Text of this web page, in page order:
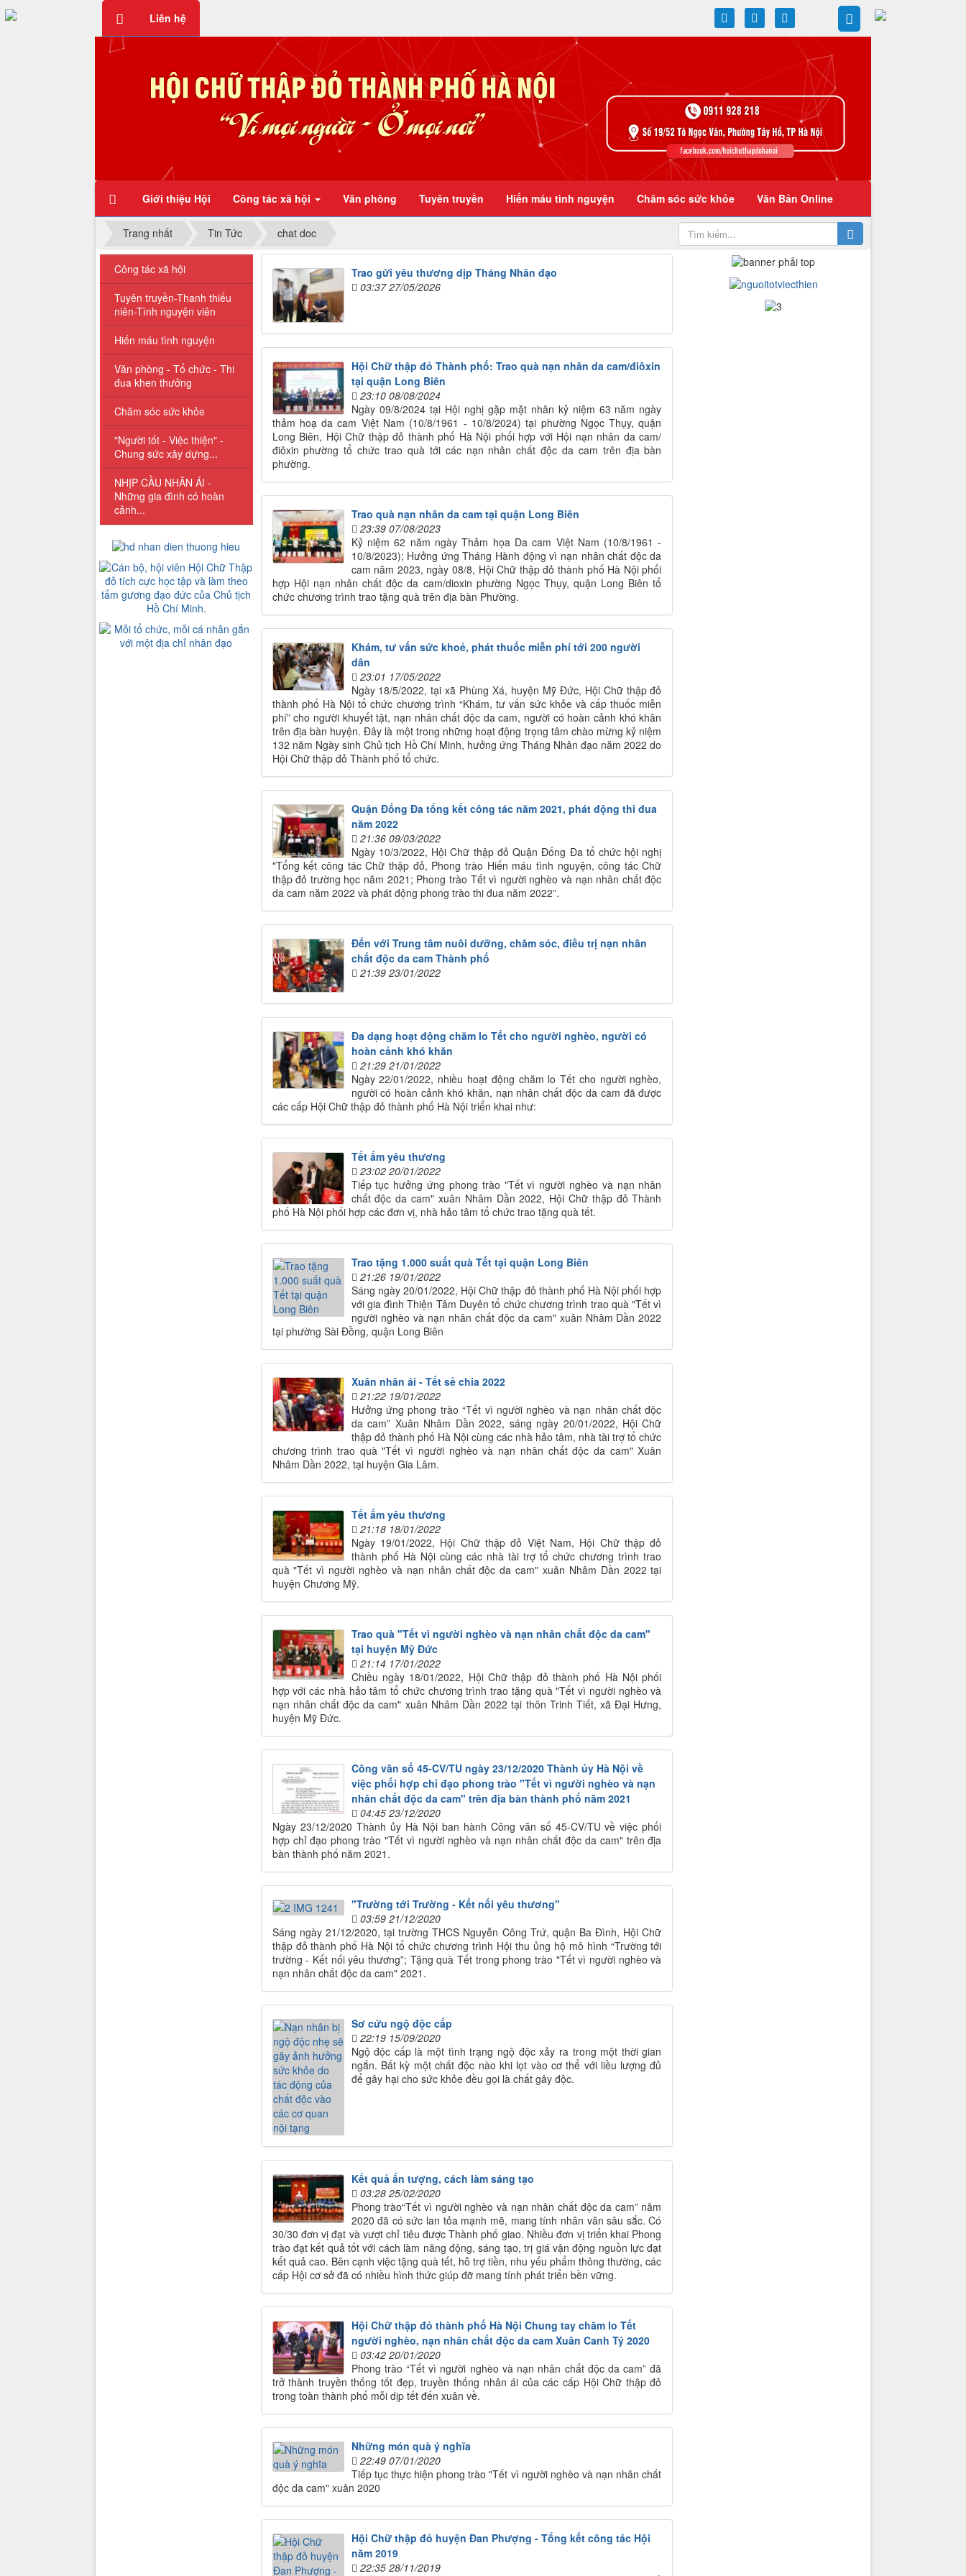
Chữ thập đỏ - Vì mọi người, Ở mọi nơi
Giới thiệu Hội Công tác xã hội Văn phòng Tuyên truyền Hiến máu tình nguyện Chăm sóc sức khỏe Văn Bản Online
Liên hệ
Trang nhất Tin Tức chat doc
Trao gửi yêu thương dịp Tháng Nhân đạo
03:37 27/05/2026
Hội Chữ thập đỏ Thành phố: Trao quà nạn nhân da cam/điôxin
tại quận Long Biên
23:10 08/08/2024
Ngày 09/8/2024 tại Hội nghị gặp mặt nhân kỷ niệm 63 năm ngày
thảm hoạ da cam Việt Nam (10/8/1961 - 10/8/2024) tại phường Ngọc Thụy, quận
Long Biên, Hội Chữ thập đỏ thành phố Hà Nội phối hợp với Hội nạn nhân da cam/
điôxin phường tổ chức trao quà tới các nạn nhân chất độc da cam trên địa bàn
phường.
Trao quà nạn nhân da cam tại quận Long Biên
23:39 07/08/2023
Kỷ niệm 62 năm ngày Thảm họa Da cam Việt Nam (10/8/1961 -
10/8/2023); Hưởng ứng Tháng Hành động vì nạn nhân chất độc da
cam năm 2023, ngày 08/8, Hội Chữ thập đỏ thành phố Hà Nội phối
hợp Hội nạn nhân chất độc da cam/dioxin phường Ngọc Thụy, quận Long Biên tổ
chức chương trình trao tặng quà trên địa bàn Phường.
Khám, tư vấn sức khoẻ, phát thuốc miễn phí tới 200 người
dân
23:01 17/05/2022
Ngày 18/5/2022, tại xã Phùng Xá, huyện Mỹ Đức, Hội Chữ thập đỏ
thành phố Hà Nội tổ chức chương trình “Khám, tư vấn sức khỏe và cấp thuốc miễn
phí” cho người khuyết tật, nạn nhân chất độc da cam, người có hoàn cảnh khó khăn
trên địa bàn huyện. Đây là một trong những hoạt động trọng tâm chào mừng kỷ niệm
132 năm Ngày sinh Chủ tịch Hồ Chí Minh, hưởng ứng Tháng Nhân đạo năm 2022 do
Hội Chữ thập đỏ Thành phố tổ chức.
Quận Đống Đa tổng kết công tác năm 2021, phát động thi đua
năm 2022
21:36 09/03/2022
Ngày 10/3/2022, Hội Chữ thập đỏ Quận Đống Đa tổ chức hội nghị
"Tổng kết công tác Chữ thập đỏ, Phong trào Hiến máu tình nguyện, công tác Chữ
thập đỏ trường học năm 2021; Phong trào Tết vì người nghèo và nạn nhân chất độc
da cam năm 2022 và phát động phong trào thi đua năm 2022”.
Đến với Trung tâm nuôi dưỡng, chăm sóc, điều trị nạn nhân
chất độc da cam Thành phố
21:39 23/01/2022
Đa dạng hoạt động chăm lo Tết cho người nghèo, người có
hoàn cảnh khó khăn
21:29 21/01/2022
Ngày 22/01/2022, nhiều hoạt động chăm lo Tết cho người nghèo,
người có hoàn cảnh khó khăn, nạn nhân chất độc da cam đã được
các cấp Hội Chữ thập đỏ thành phố Hà Nội triển khai như:
Tết ấm yêu thương
23:02 20/01/2022
Tiếp tục hưởng ứng phong trào "Tết vì người nghèo và nạn nhân
chất độc da cam" xuân Nhâm Dần 2022, Hội Chữ thập đỏ Thành
phố Hà Nội phối hợp các đơn vị, nhà hảo tâm tổ chức trao tặng quà tết.
Trao tặng 1.000 suất quà Tết tại quận Long Biên
21:26 19/01/2022
Sáng ngày 20/01/2022, Hội Chữ thập đỏ thành phố Hà Nội phối hợp
với gia đình Thiện Tâm Duyên tổ chức chương trình trao quà "Tết vì
người nghèo và nạn nhân chất độc da cam" xuân Nhâm Dần 2022
tại phường Sài Đồng, quận Long Biên
Xuân nhân ái - Tết sẻ chia 2022
21:22 19/01/2022
Hưởng ứng phong trào “Tết vì người nghèo và nạn nhân chất độc
da cam” Xuân Nhâm Dần 2022, sáng ngày 20/01/2022, Hội Chữ
thập đỏ thành phố Hà Nội cùng các nhà hảo tâm, nhà tài trợ tổ chức
chương trình trao quà "Tết vì người nghèo và nạn nhân chất độc da cam" Xuân
Nhâm Dần 2022, tại huyện Gia Lâm.
Tết ấm yêu thương
21:18 18/01/2022
Ngày 19/01/2022, Hội Chữ thập đỏ Việt Nam, Hội Chữ thập đỏ
thành phố Hà Nội cùng các nhà tài trợ tổ chức chương trình trao
quà "Tết vì người nghèo và nạn nhân chất độc da cam" xuân Nhâm Dần 2022 tại
huyện Chương Mỹ.
Trao quà "Tết vì người nghèo và nạn nhân chất độc da cam"
tại huyện Mỹ Đức
21:14 17/01/2022
Chiều ngày 18/01/2022, Hội Chữ thập đỏ thành phố Hà Nội phối
hợp với các nhà hảo tâm tổ chức chương trình trao tặng quà "Tết vì người nghèo và
nạn nhân chất độc da cam" xuân Nhâm Dần 2022 tại thôn Trinh Tiết, xã Đại Hưng,
huyện Mỹ Đức.
Công văn số 45-CV/TU ngày 23/12/2020 Thành ủy Hà Nội về
việc phối hợp chỉ đạo phong trào "Tết vì người nghèo và nạn
nhân chất độc da cam" trên địa bàn thành phố năm 2021
04:45 23/12/2020
Ngày 23/12/2020 Thành ủy Hà Nội ban hành Công văn số 45-CV/TU về việc phối
hợp chỉ đạo phong trào "Tết vì người nghèo và nạn nhân chất độc da cam" trên địa
bàn thành phố năm 2021.
"Trường tới Trường - Kết nối yêu thương"
03:59 21/12/2020
Sáng ngày 21/12/2020, tại trường THCS Nguyễn Công Trứ, quận Ba Đình, Hội Chữ
thập đỏ thành phố Hà Nội tổ chức chương trình Hội thu ủng hộ mô hình “Trường tới
trường - Kết nối yêu thương”; Tặng quà Tết trong phong trào "Tết vì người nghèo và
nạn nhân chất độc da cam" 2021.
Sơ cứu ngộ độc cấp
22:19 15/09/2020
Ngộ độc cấp là một tình trạng ngộ độc xảy ra trong một thời gian
ngắn. Bất kỳ một chất độc nào khi lọt vào cơ thể với liều lượng đủ
để gây hại cho sức khỏe đều gọi là chất gây độc.
Kết quả ấn tượng, cách làm sáng tạo
03:28 25/02/2020
Phong trào“Tết vì người nghèo và nạn nhân chất độc da cam” năm
2020 đã có sức lan tỏa mạnh mẽ, mang tính nhân văn sâu sắc. Có
30/30 đơn vị đạt và vượt chỉ tiêu được Thành phố giao. Nhiều đơn vị triển khai Phong
trào đạt kết quả tốt với cách làm năng động, sáng tạo, trị giá vận động nguồn lực đạt
kết quả cao. Bên cạnh việc tặng quà tết, hỗ trợ tiền, nhu yếu phẩm thông thường, các
cấp Hội cơ sở đã có nhiều hình thức giúp đỡ mang tính phát triển bền vững.
Hội Chữ thập đỏ thành phố Hà Nội Chung tay chăm lo Tết
người nghèo, nạn nhân chất độc da cam Xuân Canh Tý 2020
03:42 20/01/2020
Phong trào “Tết vì người nghèo và nạn nhân chất độc da cam” đã
trở thành truyền thống tốt đẹp, truyền thống nhân ái của các cấp Hội Chữ thập đỏ
trong toàn thành phố mỗi dịp tết đến xuân về.
Những món quà ý nghĩa
22:49 07/01/2020
Tiếp tục thực hiện phong trào "Tết vì người nghèo và nạn nhân chất
độc da cam" xuân 2020
Hội Chữ thập đỏ huyện Đan Phượng - Tổng kết công tác Hội
năm 2019
22:35 28/11/2019
Công tác xã hội
Tuyên truyền-Thanh thiếu
niên-Tình nguyện viên
Hiến máu tình nguyện
Văn phòng - Tổ chức - Thi
đua khen thưởng
Chăm sóc sức khỏe
"Người tốt - Việc thiện" -
Chung sức xây dựng...
NHỊP CẦU NHÂN ÁI -
Những gia đình có hoàn
cảnh...